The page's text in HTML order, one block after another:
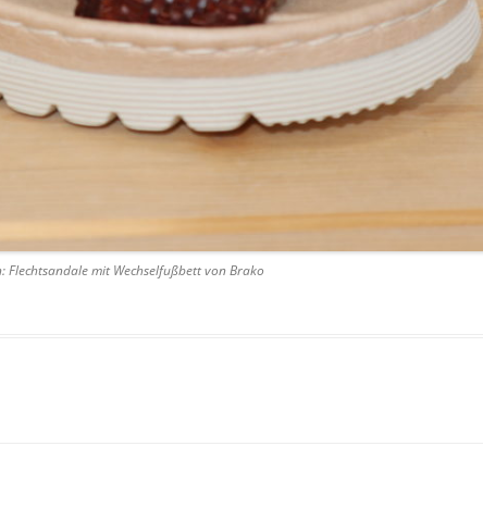
Flechtsandale mit Wechselfußbett von Brako